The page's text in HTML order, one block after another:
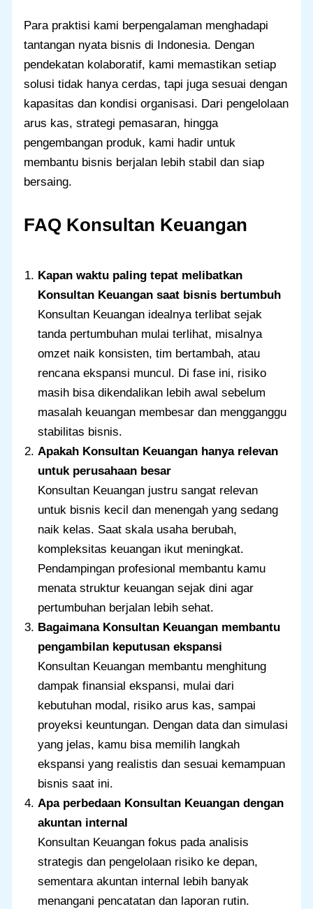
Para praktisi kami berpengalaman menghadapi
tantangan nyata bisnis di Indonesia. Dengan
pendekatan kolaboratif, kami memastikan setiap
solusi tidak hanya cerdas, tapi juga sesuai dengan
kapasitas dan kondisi organisasi. Dari pengelolaan
arus kas, strategi pemasaran, hingga
pengembangan produk, kami hadir untuk
membantu bisnis berjalan lebih stabil dan siap
bersaing.
FAQ Konsultan Keuangan
Kapan waktu paling tepat melibatkan
Konsultan Keuangan saat bisnis bertumbuh
Konsultan Keuangan idealnya terlibat sejak
tanda pertumbuhan mulai terlihat, misalnya
omzet naik konsisten, tim bertambah, atau
rencana ekspansi muncul. Di fase ini, risiko
masih bisa dikendalikan lebih awal sebelum
masalah keuangan membesar dan mengganggu
stabilitas bisnis.
Apakah Konsultan Keuangan hanya relevan
untuk perusahaan besar
Konsultan Keuangan justru sangat relevan
untuk bisnis kecil dan menengah yang sedang
naik kelas. Saat skala usaha berubah,
kompleksitas keuangan ikut meningkat.
Pendampingan profesional membantu kamu
menata struktur keuangan sejak dini agar
pertumbuhan berjalan lebih sehat.
Bagaimana Konsultan Keuangan membantu
pengambilan keputusan ekspansi
Konsultan Keuangan membantu menghitung
dampak finansial ekspansi, mulai dari
kebutuhan modal, risiko arus kas, sampai
proyeksi keuntungan. Dengan data dan simulasi
yang jelas, kamu bisa memilih langkah
ekspansi yang realistis dan sesuai kemampuan
bisnis saat ini.
Apa perbedaan Konsultan Keuangan dengan
akuntan internal
Konsultan Keuangan fokus pada analisis
strategis dan pengelolaan risiko ke depan,
sementara akuntan internal lebih banyak
menangani pencatatan dan laporan rutin.